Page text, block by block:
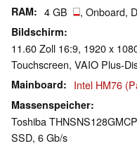
RAM 4 GB , Onboard,
Bildschirm
11.60 Zoll 16:9, 1920 x
Touchscreen, VAIO Plus-
Mainboard Intel HM76
Massenspeicher
Toshiba
SSD, 6 Gb/s